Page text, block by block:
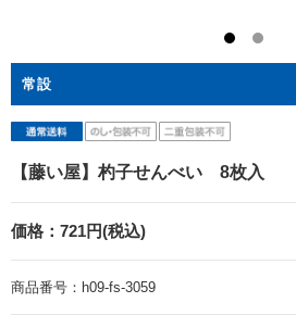
常設
【藤い屋】杓子せんべい 8枚入
価格： 721円(税込)
商品番号： h09-fs-3059